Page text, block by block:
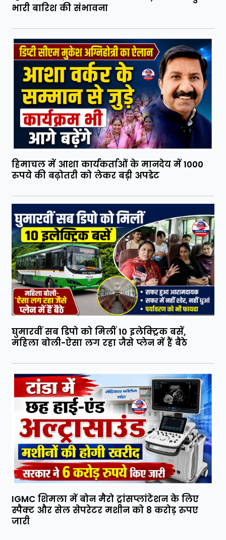
भारी बारिश की संभावना
हिमाचल में आशा कार्यकर्ताओं के मानदेय में 1000
रुपये की बढ़ोतरी को लेकर बड़ी अपडेट
घुमारवीं सब डिपो को मिलीं 10 इलेक्ट्रिक बसें,
महिला बोली-ऐसा लग रहा जैसे प्लेन में हैं बैठे
IGMC शिमला में बोन मैरो ट्रांसप्लांटेशन के लिए
स्पैक्ट और सेल सेपरेटर मशीन को 8 करोड़ रुपए
जारी